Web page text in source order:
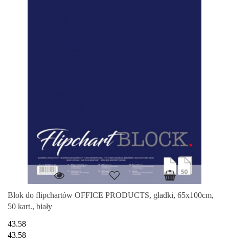
Blok do flipchartów OFFICE PRODUCTS, gładki, 65x100cm,
50 kart., biały
43.58
43.58